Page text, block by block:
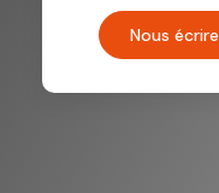
Nous écrire